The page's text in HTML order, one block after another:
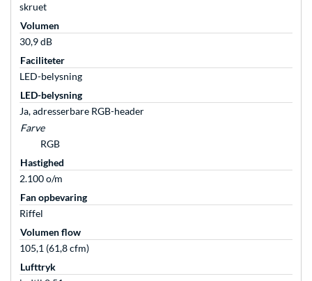
skruet
Volumen
30,9 dB
Faciliteter
LED-belysning
LED-belysning
Ja, adresserbare RGB-header
Farve
RGB
Hastighed
2.100 o/m
Fan opbevaring
Riffel
Volumen flow
105,1 (61,8 cfm)
Lufttryk